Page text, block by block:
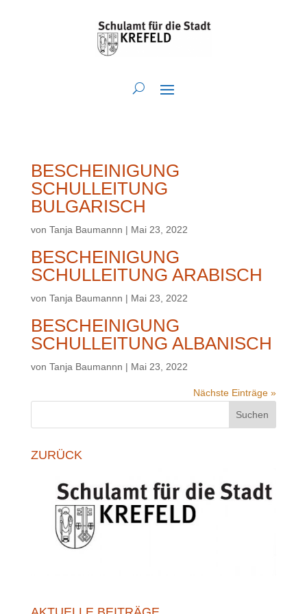
BESCHEINIGUNG
SCHULLEITUNG
BULGARISCH
von Tanja Baumannn | Mai 23, 2022
BESCHEINIGUNG
SCHULLEITUNG ARABISCH
von Tanja Baumannn | Mai 23, 2022
BESCHEINIGUNG
SCHULLEITUNG ALBANISCH
von Tanja Baumannn | Mai 23, 2022
Nächste Einträge »
Suchen
ZURÜCK